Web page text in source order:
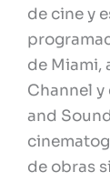
de cine y
de Miami,
Channel
and
de obras